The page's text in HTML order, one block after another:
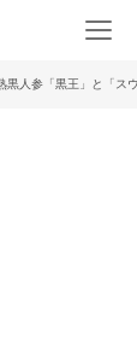
黒人参「黒王」と「ス